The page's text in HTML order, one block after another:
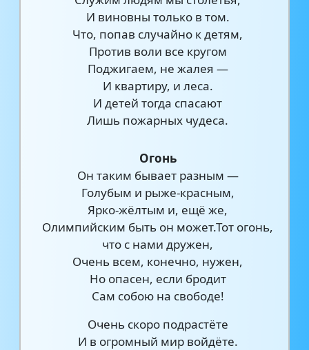
И виновны только в том.
Что, попав случайно к детям,
Против воли все кругом
Поджигаем, не жалея —
И квартиру, и леса.
И детей тогда спасают
Лишь пожарных чудеса.
Огонь
Он таким бывает разным —
Голубым и рыже-красным,
Ярко-жёлтым и, ещё же,
Олимпийским быть он может.Тот огонь,
что с нами дружен,
Очень всем, конечно, нужен,
Но опасен, если бродит
Сам собою на свободе!
Очень скоро подрастёте
И в огромный мир войдёте.